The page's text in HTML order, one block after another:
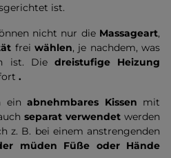
ist.
nicht nur die Massageart,
frei wählen, je nachdem, was
ist. Die dreistufige Heizung
.
einabnehmbares Kissen mit
separat verwendetwerden
z. B. bei einem anstrengenden
müden Füße oder Hände